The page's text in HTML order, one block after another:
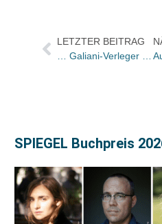
LETZTER BEITRAG
SPIEGEL Buchpreis